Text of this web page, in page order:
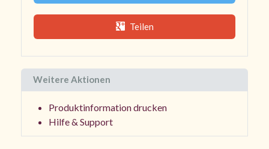
Teilen
Weitere Aktionen
Produktinformation drucken
Hilfe & Support